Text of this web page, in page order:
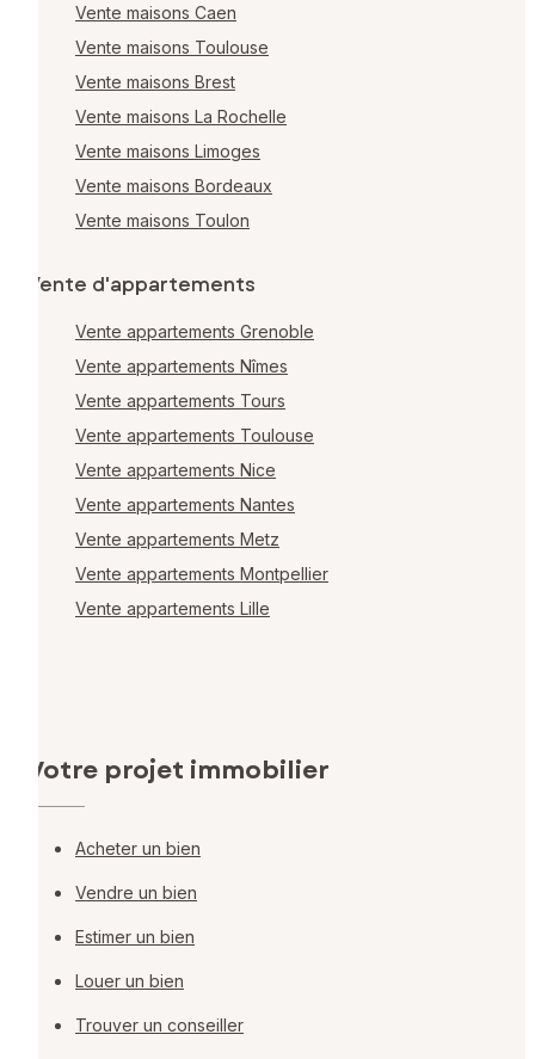
Vente maisons Caen
Vente maisons Toulouse
Vente maisons Brest
Vente maisons La Rochelle
Vente maisons Limoges
Vente maisons Bordeaux
Vente maisons Toulon
Vente d'appartements
Vente appartements Grenoble
Vente appartements Nîmes
Vente appartements Tours
Vente appartements Toulouse
Vente appartements Nice
Vente appartements Nantes
Vente appartements Metz
Vente appartements Montpellier
Vente appartements Lille
Votre projet immobilier
Acheter un bien
Vendre un bien
Estimer un bien
Louer un bien
Trouver un conseiller